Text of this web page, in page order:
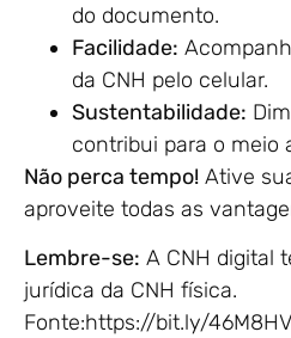
do documento.
Facilidade:
da CNH pelo celular.
Sustentabilidade:
contribui para o meio
Não perca tempo! Ative
aproveite todas as
Lembre-se: A CNH digital
jurídica da CNH física.
Fonte:https://bit.ly/